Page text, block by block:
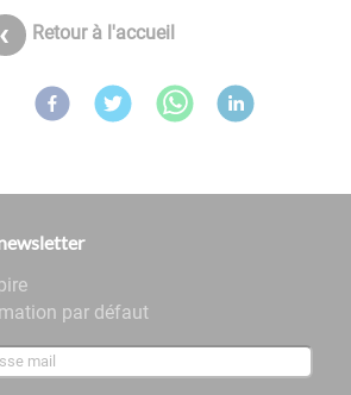
Retour à l'accueil
par défaut